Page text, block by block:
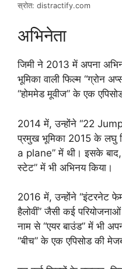
स्रोत: distractify.com
अभिनेता
जिमी ने 2013 में अपना
भूमिका वाली फिल्म “ग्रोन
“होममेड मूवीज” के एक
2014 में, उन्होंने “22
प्रमुख भूमिका 2015 के लघु
a plane” में थी। इसके बाद,
स्टेट” में भी अभिनय किया।
2016 में, उन्होंने “इंटरनेट
हैलोवीं” जैसी कई
नाम से “एयर बाउंड” में भी
“बीच” के एक एपिसोड की